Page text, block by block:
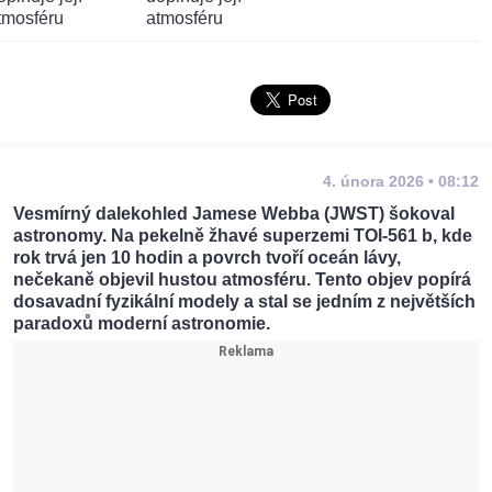
4. února 2026 • 08:12
Vesmírný dalekohled Jamese Webba (JWST) šokoval
astronomy. Na pekelně žhavé superzemi TOI-561 b, kde
rok trvá jen 10 hodin a povrch tvoří oceán lávy,
nečekaně objevil hustou atmosféru. Tento objev popírá
dosavadní fyzikální modely a stal se jedním z největších
paradoxů moderní astronomie.